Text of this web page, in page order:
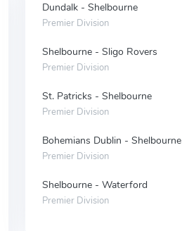
Dundalk - Shelbourne
Premier Division
Shelbourne - Sligo Rovers
Premier Division
St. Patricks - Shelbourne
Premier Division
Bohemians Dublin - Shelbourne
Premier Division
Shelbourne - Waterford
Premier Division